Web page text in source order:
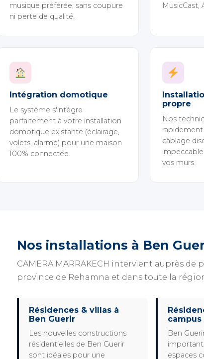
musique préférée, sans coupure
ni perte de qualité.
MusicCast,
Intégration domotique
Le système s'intègre
parfaitement à votre installation
domotique existante (éclairage,
volets, alarme) pour une maison
100% connectée.
propre
Nos
rapidement
câblage
vos murs.
Nos installations à Ben
CAMERA MARRAKECH intervient auprès
province de Rehamna et dans toute la
Résidences & villas à
Ben Guerir
Les nouvelles constructions
résidentielles de Ben Guerir
sont idéales pour une
campus
Ben
important
espaces